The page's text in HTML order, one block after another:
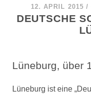
12. APRIL 2015 /
DEUTSCHE
Lüneburg, über
Lüneburg ist eine